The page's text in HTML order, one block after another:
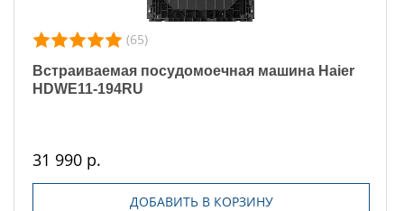
(65)
Встраиваемая посудомоечная машина Haier
HDWE11-194RU
31 990 р.
ДОБАВИТЬ В КОРЗИНУ